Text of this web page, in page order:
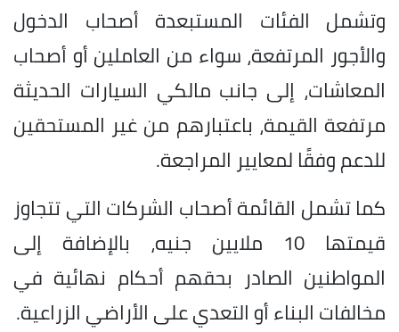
وتشمل الفئات المستبعدة أصحاب الدخول
والأجور المرتفعة، سواء من العاملين أو أصحاب
المعاشات، إلى جانب مالكي السيارات الحديثة
مرتفعة القيمة، باعتبارهم من غير المستحقين
للدعم وفقًا لمعايير المراجعة.
كما تشمل القائمة أصحاب الشركات التي تتجاوز
قيمتها 10 ملايين جنيه، بالإضافة إلى
المواطنين الصادر بحقهم أحكام نهائية في
مخالفات البناء أو التعدي على الأراضي الزراعية.